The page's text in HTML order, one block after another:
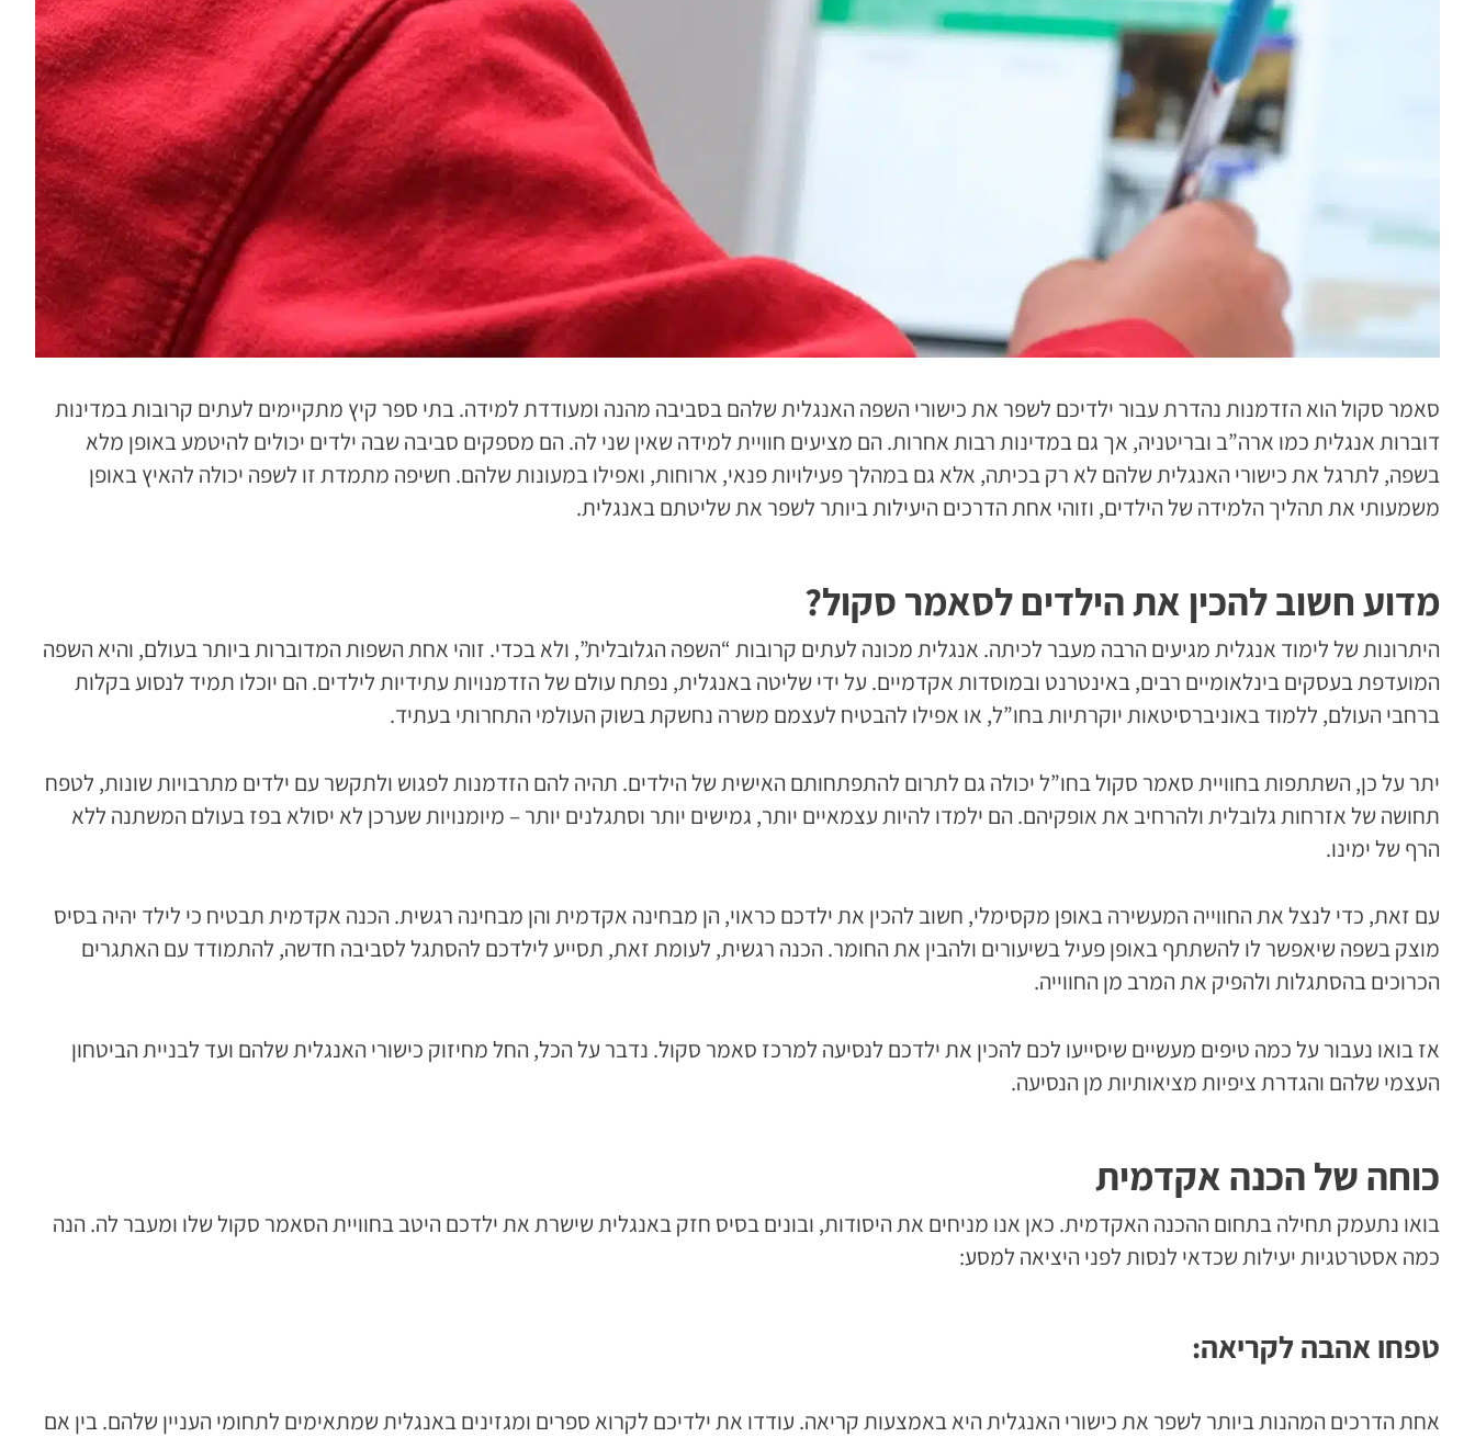
סאמר סקול הוא הזדמנות נהדרת עבור ילדיכם לשפר את כישורי השפה האנגלית שלהם בסביבה מהנה ומעודדת למידה. בתי ספר קיץ מתקיימים לעתים קרובות במדינות
דוברות אנגלית כמו ארה”ב ובריטניה, אך גם במדינות רבות אחרות. הם מציעים חוויית למידה שאין שני לה. הם מספקים סביבה שבה ילדים יכולים להיטמע באופן מלא
בשפה, לתרגל את כישורי האנגלית שלהם לא רק בכיתה, אלא גם במהלך פעילויות פנאי, ארוחות, ואפילו במעונות שלהם. חשיפה מתמדת זו לשפה יכולה להאיץ באופן
משמעותי את תהליך הלמידה של הילדים, וזוהי אחת הדרכים היעילות ביותר לשפר את שליטתם באנגלית.
מדוע חשוב להכין את הילדים לסאמר סקול?
היתרונות של לימוד אנגלית מגיעים הרבה מעבר לכיתה. אנגלית מכונה לעתים קרובות “השפה הגלובלית”, ולא בכדי. זוהי אחת השפות המדוברות ביותר בעולם, והיא השפה
המועדפת בעסקים בינלאומיים רבים, באינטרנט ובמוסדות אקדמיים. על ידי שליטה באנגלית, נפתח עולם של הזדמנויות עתידיות לילדים. הם יוכלו תמיד לנסוע בקלות
ברחבי העולם, ללמוד באוניברסיטאות יוקרתיות בחו”ל, או אפילו להבטיח לעצמם משרה נחשקת בשוק העולמי התחרותי בעתיד.
יתר על כן, השתתפות בחוויית סאמר סקול בחו”ל יכולה גם לתרום להתפתחותם האישית של הילדים. תהיה להם הזדמנות לפגוש ולתקשר עם ילדים מתרבויות שונות, לטפח
תחושה של אזרחות גלובלית ולהרחיב את אופקיהם. הם ילמדו להיות עצמאיים יותר, גמישים יותר וסתגלנים יותר – מיומנויות שערכן לא יסולא בפז בעולם המשתנה ללא
הרף של ימינו.
עם זאת, כדי לנצל את החווייה המעשירה באופן מקסימלי, חשוב להכין את ילדכם כראוי, הן מבחינה אקדמית והן מבחינה רגשית. הכנה אקדמית תבטיח כי לילד יהיה בסיס
מוצק בשפה שיאפשר לו להשתתף באופן פעיל בשיעורים ולהבין את החומר. הכנה רגשית, לעומת זאת, תסייע לילדכם להסתגל לסביבה חדשה, להתמודד עם האתגרים
הכרוכים בהסתגלות ולהפיק את המרב מן החווייה.
אז בואו נעבור על כמה טיפים מעשיים שיסייעו לכם להכין את ילדכם לנסיעה למרכז סאמר סקול. נדבר על הכל, החל מחיזוק כישורי האנגלית שלהם ועד לבניית הביטחון
העצמי שלהם והגדרת ציפיות מציאותיות מן הנסיעה.
כוחה של הכנה אקדמית
בואו נתעמק תחילה בתחום ההכנה האקדמית. כאן אנו מניחים את היסודות, ובונים בסיס חזק באנגלית שישרת את ילדכם היטב בחוויית הסאמר סקול שלו ומעבר לה. הנה
כמה אסטרטגיות יעילות שכדאי לנסות לפני היציאה למסע:
טפחו אהבה לקריאה:
אחת הדרכים המהנות ביותר לשפר את כישורי האנגלית היא באמצעות קריאה. עודדו את ילדיכם לקרוא ספרים ומגזינים באנגלית שמתאימים לתחומי העניין שלהם. בין אם